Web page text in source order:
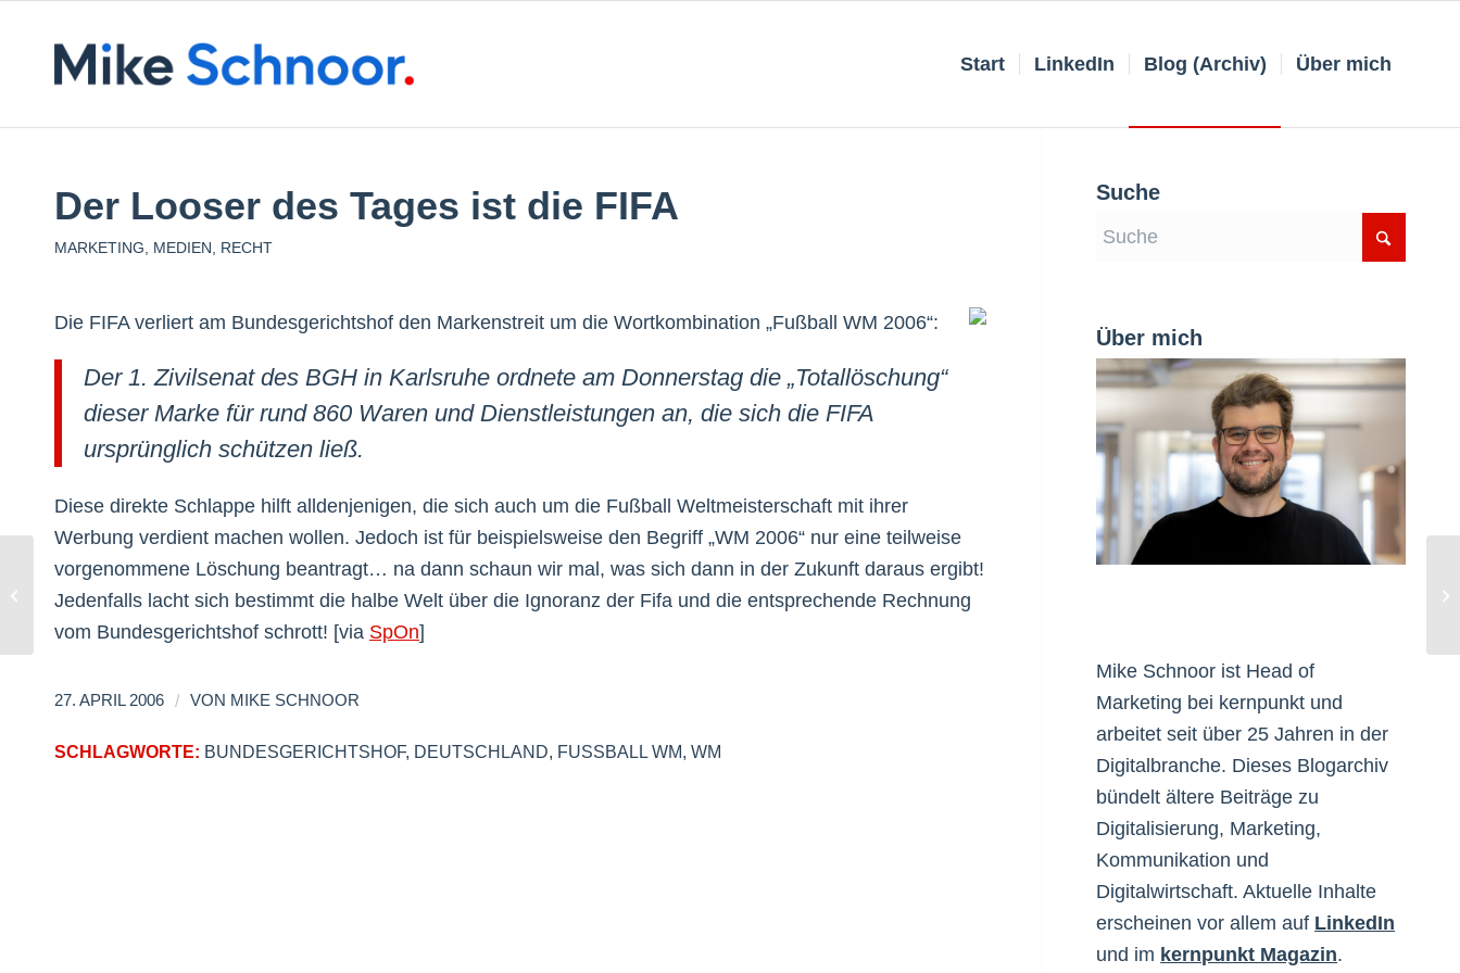
Start LinkedIn Blog (Archiv) Über mich
Der Looser des Tages ist die FIFA
MARKETING MEDIEN RECHT
Die FIFA verliert am Bundesgerichtshof den Markenstreit um die Wortkombination „Fußball WM 2006“:
Der 1. Zivilsenat des BGH in Karlsruhe ordnete am Donnerstag die „Totallöschung“
dieser Marke für rund 860 Waren und Dienstleistungen an, die sich die FIFA
ursprünglich schützen ließ.
Diese direkte Schlappe hilft alldenjenigen, die sich auch um die Fußball Weltmeisterschaft mit ihrer
Werbung verdient machen wollen. Jedoch ist für beispielsweise den Begriff „WM 2006“ nur eine teilweise
vorgenommene Löschung beantragt… na dann schaun wir mal, was sich dann in der Zukunft daraus ergibt!
Jedenfalls lacht sich bestimmt die halbe Welt über die Ignoranz der Fifa und die entsprechende Rechnung
vom Bundesgerichtshof schrott! [via SpOn]
27. APRIL 2006 / VON MIKE SCHNOOR
SCHLAGWORTE: BUNDESGERICHTSHOF, DEUTSCHLAND, FUSSBALL WM , WM
Suche
Über mich
Mike Schnoor ist Head of
Marketing bei kernpunkt und
arbeitet seit über 25 Jahren in der
Digitalbranche. Dieses Blogarchiv
bündelt ältere Beiträge zu
Digitalisierung, Marketing,
Kommunikation und
Digitalwirtschaft. Aktuelle Inhalte
erscheinen vor allem auf LinkedIn
und im kernpunkt Magazin.
Qype